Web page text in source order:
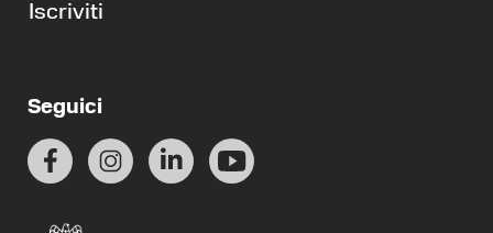
Iscriviti
Seguici